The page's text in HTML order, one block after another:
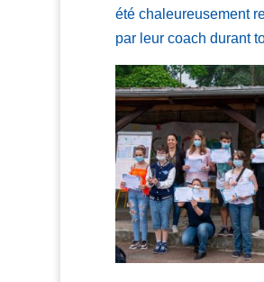
été chaleureusement
par leur coach durant